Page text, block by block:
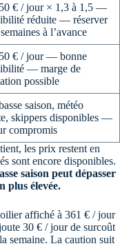
€ / jour × 1,3 à 1,5 —
réduite — réserver
à l’avance
€ / jour — bonne
— marge de
possible
saison, météo
skippers disponibles —
compromis
les prix restent en
sont encore disponibles.
saison peut dépasser
plus élevée.
affiché à 361 € / jour
30 € / jour de surcoût
semaine. La caution suit